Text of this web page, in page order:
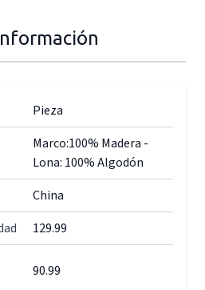
Pieza
Marco:100% Madera -
Lona: 100% Algodón
China
129.99
90.99